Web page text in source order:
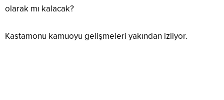
olarak mı kalacak?
Kastamonu kamuoyu gelişmeleri yakından izliyor.